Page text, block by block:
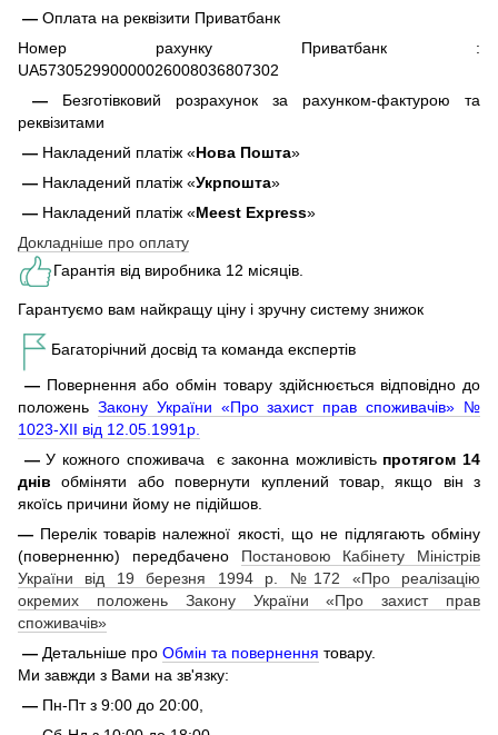
— Оплата на реквізити Приватбанк
Номер рахунку Приватбанк :
UA573052990000026008036807302
— Безготівковий розрахунок за рахунком-фактурою та
реквізитами
— Накладений платіж «Нова Пошта»
— Накладений платіж «Укрпошта»
— Накладений платіж «Meest Express»
Докладніше про оплату
Гарантія від виробника 12 місяців.
Гарантуємо вам найкращу ціну і зручну систему знижок
Багаторічний досвід та команда експертів
— Повернення або обмін товару здійснюється відповідно до
положень Закону України «Про захист прав споживачів» №
1023-XII від 12.05.1991р.
—У кожного споживача є законна можливість протягом 14
днів обміняти або повернути куплений товар, якщо він з
якоїсь причини йому не підійшов.
— Перелік товарів належної якості, що не підлягають обміну
(поверненню) передбачено Постановою Кабінету Міністрів
України від 19 березня 1994 р. №172 «Про реалізацію
окремих положень Закону України «Про захист прав
споживачів»
— Детальніше про Обмін та повернення товару.
Ми завжди з Вами на зв'язку:
— Пн-Пт з 9:00 до 20:00,